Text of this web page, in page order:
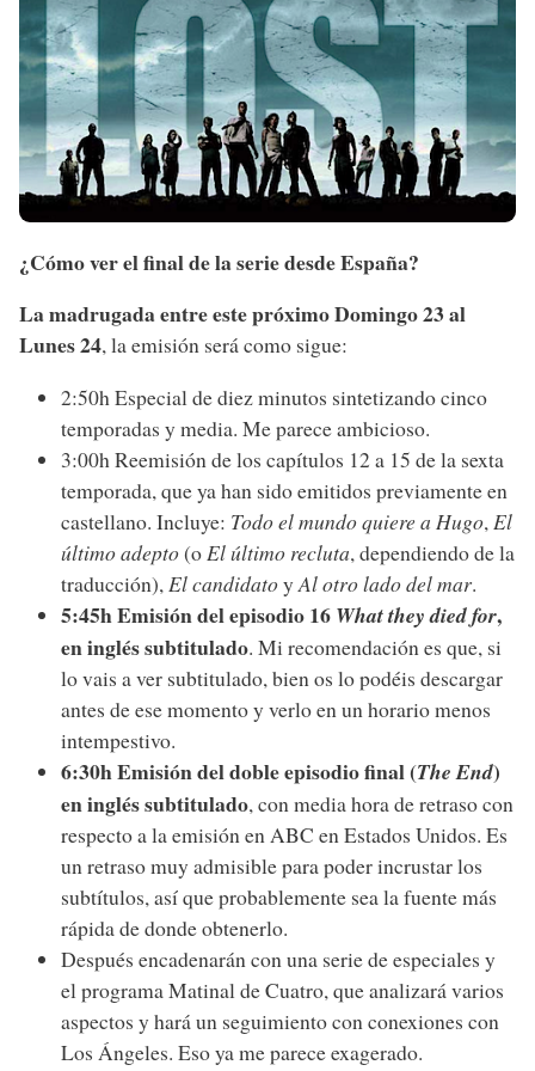
¿Cómo ver el final de la serie desde España?
La madrugada entre este próximo Domingo 23 al
Lunes 24, la emisión será como sigue:
2:50h Especial de diez minutos sintetizando cinco
temporadas y media. Me parece ambicioso.
3:00h Reemisión de los capítulos 12 a 15 de la sexta
temporada, que ya han sido emitidos previamente en
castellano. Incluye: Todo el mundo quiere a Hugo,El
último adepto(oEl último recluta, dependiendo de la
traducción),El candidatoyAl otro lado del mar.
5:45h Emisión del episodio 16 What they died for,
en inglés subtitulado. Mi recomendación es que, si
lo vais a ver subtitulado, bien os lo podéis descargar
antes de ese momento y verlo en un horario menos
intempestivo.
6:30h Emisión del doble episodio final (The End)
en inglés subtitulado, con media hora de retraso con
respecto a la emisión en ABC en Estados Unidos. Es
un retraso muy admisible para poder incrustar los
subtítulos, así que probablemente sea la fuente más
rápida de donde obtenerlo.
Después encadenarán con una serie de especiales y
el programa Matinal de Cuatro, que analizará varios
aspectos y hará un seguimiento con conexiones con
Los Ángeles. Eso ya me parece exagerado.